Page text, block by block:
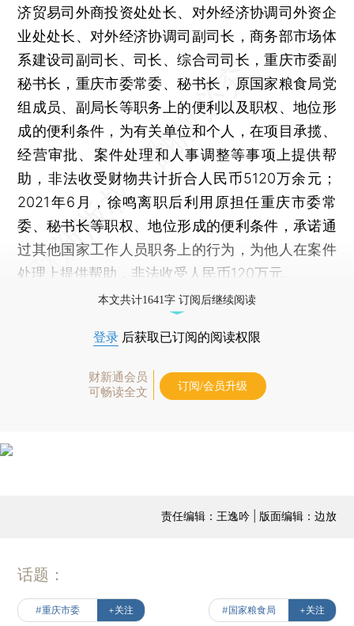
济贸易司外商投资处处长、对外经济协调司外资企
业处处长、对外经济协调司副司长，商务部市场体
系建设司副司长、司长、综合司司长，重庆市委副
秘书长，重庆市委常委、秘书长，原国家粮食局党
组成员、副局长等职务上的便利以及职权、地位形
成的便利条件，为有关单位和个人，在项目承揽、
经营审批、案件处理和人事调整等事项上提供帮
助，非法收受财物共计折合人民币5120万余元；
2021年6月，徐鸣离职后利用原担任重庆市委常
委、秘书长等职权、地位形成的便利条件，承诺通
过其他国家工作人员职务上的行为，为他人在案件
处理上提供帮助，非法收受人民币120万元。
本文共计1641字 订阅后继续阅读
登录 后获取已订阅的阅读权限
财新通会员
可畅读全文
订阅/会员升级
责任编辑：王逸吟 | 版面编辑：边放
话题：
#重庆市委 +关注 #国家粮食局 +关注